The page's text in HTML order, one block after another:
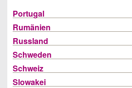
Portugal
Rumänien
Russland
Schweden
Schweiz
Slowakei